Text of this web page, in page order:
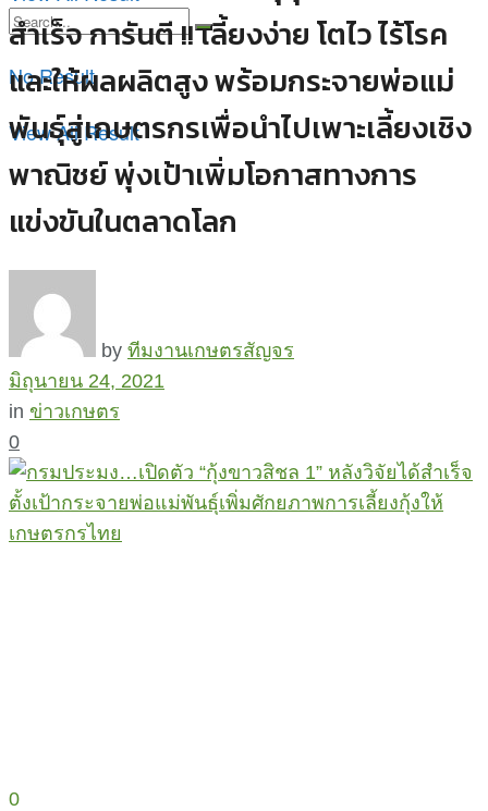
No Result
View All Result
สำเร็จ การันตี !! เลี้ยงง่าย โตไว ไร้โรค
และให้ผลผลิตสูง พร้อมกระจายพ่อแม่
พันธุ์สู่เกษตรกรเพื่อนำไปเพาะเลี้ยงเชิง
พาณิชย์ พุ่งเป้าเพิ่มโอกาสทางการ
แข่งขันในตลาดโลก
by ทีมงานเกษตรสัญจร
มิถุนายน 24, 2021
in ข่าวเกษตร
0
0